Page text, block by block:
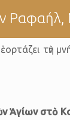
Ραφαήλ,
τὴν
Ἁγίων στὸ